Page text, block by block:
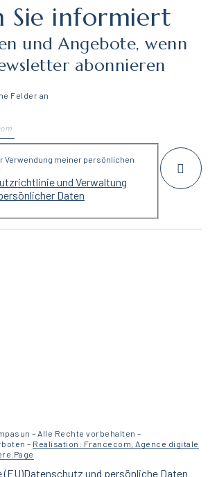
Sie informiert
und Angebote, wenn
abonnieren
Felder an
Verwendung meiner persönlichen
und Verwaltung
Daten
– Alle Rechte vorbehalten –
– Realisation: Francecom, Agence digitale
Datenschutz und persönliche Daten